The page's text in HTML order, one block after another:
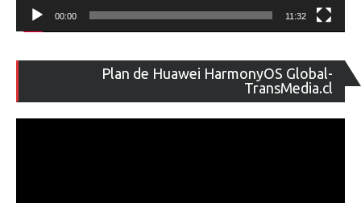
00:00 11:32
Plan de Huawei HarmonyOS Global-
TransMedia.cl
de